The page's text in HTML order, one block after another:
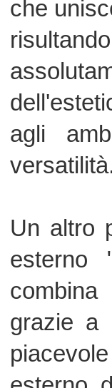
La magia
catturare
Lucidata,
creando
scoperta.
piastrelle,
della pietra
a spazi
invito a
attraverso